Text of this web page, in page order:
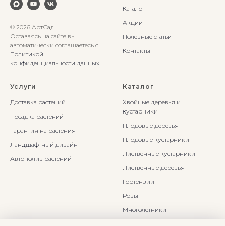
© 2026 АртСад
Оставаясь на сайте вы
автоматически соглашаетесь с
Политикой
конфиденциальности данных
Каталог
Акции
Полезные статьи
Контакты
Услуги
Доставка растений
Посадка растений
Гарантия на растения
Ландшафтный дизайн
Автополив растений
Каталог
Хвойные деревья и
кустарники
Плодовые деревья
Плодовые кустарники
Лиственные кустарники
Лиственные деревья
Гортензии
Розы
Многолетники